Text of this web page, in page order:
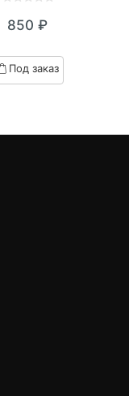
out
based
on
850 ₽
Под заказ